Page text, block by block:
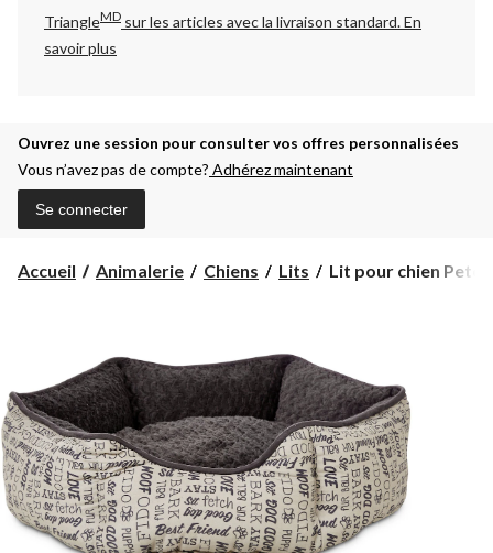
TriangleMD sur les articles avec la livraison standard.En
savoir plus
Ouvrez une session pour consulter vos offres personnalisées
Vous n’avez pas de compte? Adhérez maintenant
Se connecter
Accueil Animalerie Chiens Lits
Lit
Printed
Cuddler,
22
po
L
x
22
po
la
Lit pour chien